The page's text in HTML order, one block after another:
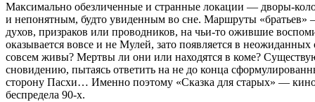
Максимально обезличенные и странные локации — дворы-
и непонятным, будто увиденным во сне. Маршруты «братьев»
духов, призраков или проводников, на чьи-то ожившие
оказывается вовсе и не Мулей, зато появляется в
совсем живы? Мертвы ли они или находятся в коме?
сновидению, пытаясь ответить на не до конца
сторону Пасхи… Именно поэтому «Сказка для старых» — кино
беспредела 90-х.